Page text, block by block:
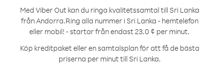
Med Viber Out kan du ringa kvalitetssamtal till Sri Lanka
från Andorra.Ring alla nummer i Sri Lanka - hemtelefon
eller mobil! - startar från endast 23.0 ¢ per minut.
Köp kreditpaket eller en samtalsplan för att få de bästa
priserna per minut till Sri Lanka.